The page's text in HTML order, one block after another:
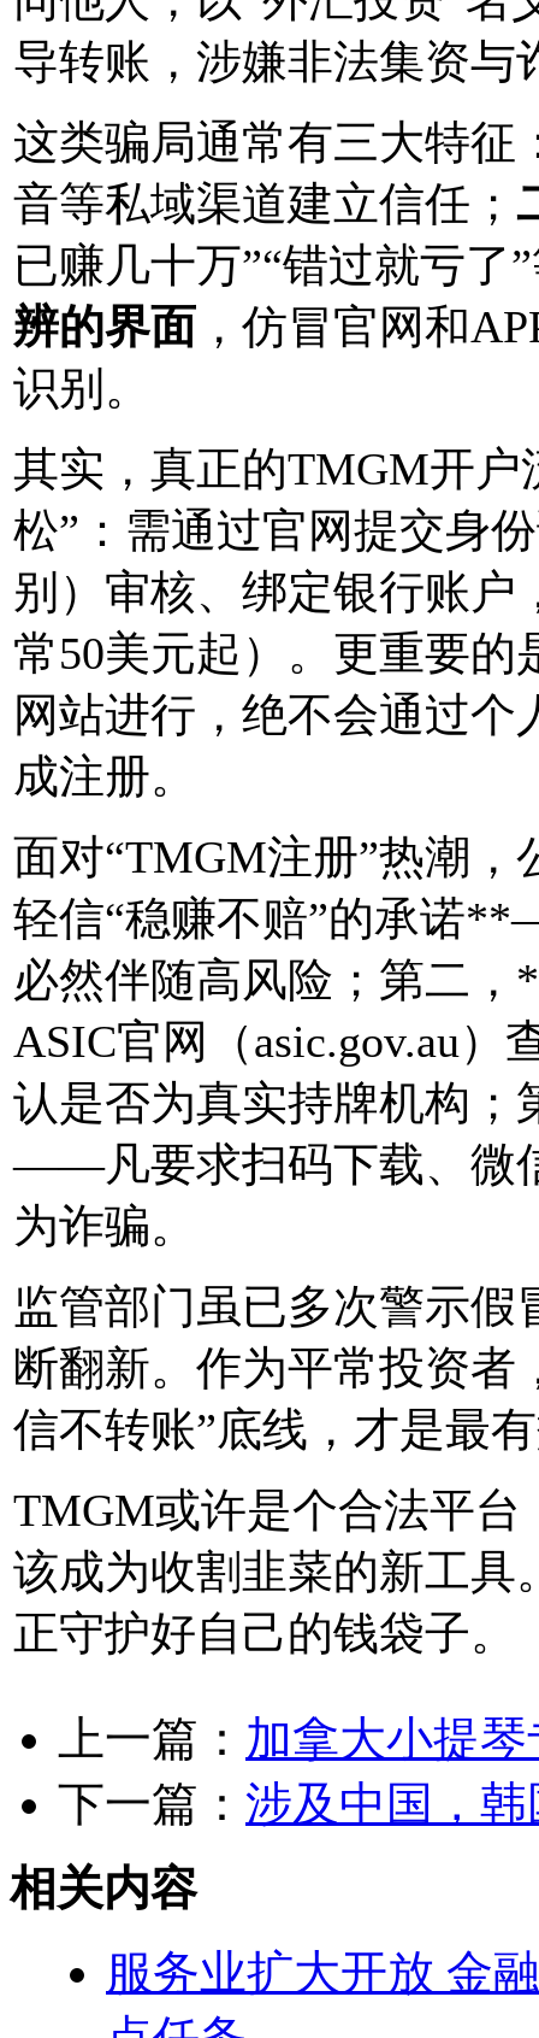
导转账，涉嫌非法集资与
这类骗局通常有三大特征
音等私域渠道建立信任；
已赚几十万”“错过就亏了
辨的界面 ，仿冒官网和
识别。
其实，真正的TMGM开户
松”：需通过官网提交身
别）审核、绑定银行账户
常50美元起）。更重要的
网站进行，绝不会通过
成注册。
面对“TMGM注册”热潮
轻信“稳赚不赔”的承诺
必然伴随高风险；第二
ASIC官网（asic.gov.au）
认是否为真实持牌机构
——凡要求扫码下载、微
为诈骗。
监管部门虽已多次警示
断翻新。作为平常投资者
信不转账”底线，才是最
TMGM或许是个合法平台
该成为收割韭菜的新工具
正守护好自己的钱袋子。
上一篇： 加拿大小提
下一篇： 涉及中国，
相关内容
服务业扩大开放 金